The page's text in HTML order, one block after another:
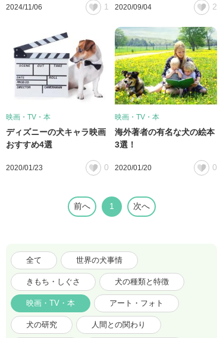
2024/11/06 1 2020/09/04 2
映画・TV・本
ディズニーの犬キャラ映画
おすすめ4選
2020/01/23 0
映画・TV・本
海外著者の有名な犬の絵本
3選！
2020/01/20 0
前へ 1 次へ
全て 世界の犬事情
きもち・しぐさ 犬の種類と特徴
映画・TV・本 アート・フォト
犬の研究 人間との関わり